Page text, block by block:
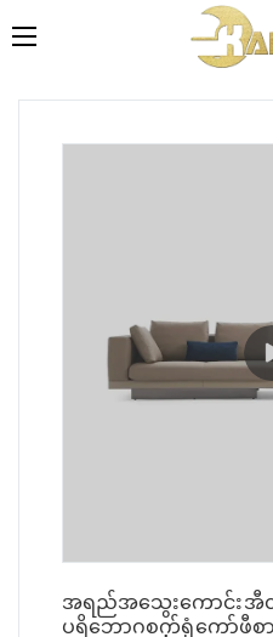
အရည်အသွေးကောင်း အီတလီ
ပရိဘောဂစက်ရုံ ကော်ဖီစ